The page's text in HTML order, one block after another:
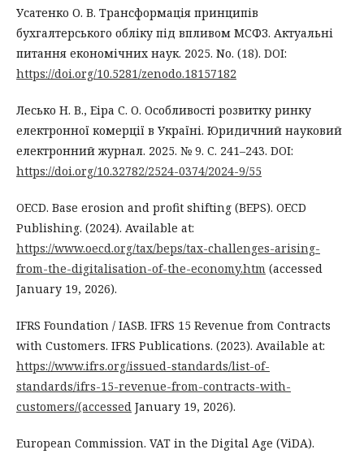
Усатенко О. В. Трансформація принципів
бухгалтерського обліку під впливом МСФЗ. Актуальні
питання економічних наук. 2025. No. (18). DOI:
https://doi.org/10.5281/zenodo.18157182
Лесько Н. В., Еіра С. О. Особливості розвитку ринку
електронної комерції в Україні. Юридичний науковий
електронний журнал. 2025. № 9. С. 241–243. DOI:
https://doi.org/10.32782/2524-0374/2024-9/55
OECD. Base erosion and profit shifting (BEPS). OECD
Publishing. (2024). Available at:
https://www.oecd.org/tax/beps/tax-challenges-arising-
from-the-digitalisation-of-the-economy.htm (accessed
January 19, 2026).
IFRS Foundation / IASB. IFRS 15 Revenue from Contracts
with Customers. IFRS Publications. (2023). Available at:
https://www.ifrs.org/issued-standards/list-of-
standards/ifrs-15-revenue-from-contracts-with-
customers/(accessed January 19, 2026).
European Commission. VAT in the Digital Age (ViDA).